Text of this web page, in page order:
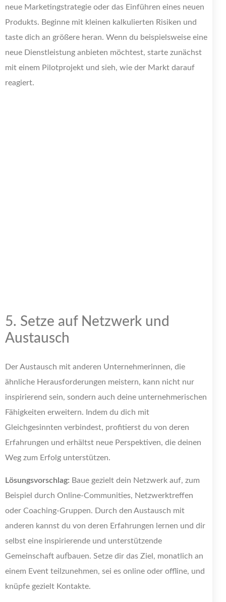
neue Marketingstrategie oder das Einführen eines neuen
Produkts. Beginne mit kleinen kalkulierten Risiken und
taste dich an größere heran. Wenn du beispielsweise eine
neue Dienstleistung anbieten möchtest, starte zunächst
mit einem Pilotprojekt und sieh, wie der Markt darauf
reagiert.
5. Setze auf Netzwerk und
Austausch
Der Austausch mit anderen Unternehmerinnen, die
ähnliche Herausforderungen meistern, kann nicht nur
inspirierend sein, sondern auch deine unternehmerischen
Fähigkeiten erweitern. Indem du dich mit
Gleichgesinnten verbindest, profitierst du von deren
Erfahrungen und erhältst neue Perspektiven, die deinen
Weg zum Erfolg unterstützen.
Lösungsvorschlag: Baue gezielt dein Netzwerk auf, zum
Beispiel durch Online-Communities, Netzwerktreffen
oder Coaching-Gruppen. Durch den Austausch mit
anderen kannst du von deren Erfahrungen lernen und dir
selbst eine inspirierende und unterstützende
Gemeinschaft aufbauen. Setze dir das Ziel, monatlich an
einem Event teilzunehmen, sei es online oder offline, und
knüpfe gezielt Kontakte.